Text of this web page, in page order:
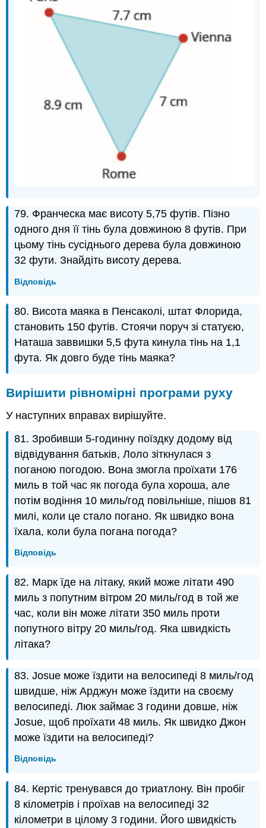
79. Франческа має висоту 5,75 футів. Пізно
одного дня її тінь була довжиною 8 футів. При
цьому тінь сусіднього дерева була довжиною
32 фути. Знайдіть висоту дерева.
Відповідь
80. Висота маяка в Пенсаколі, штат Флорида,
становить 150 футів. Стоячи поруч зі статуєю,
Наташа заввишки 5,5 фута кинула тінь на 1,1
фута. Як довго буде тінь маяка?
Вирішити рівномірні програми руху
У наступних вправах вирішуйте.
81. Зробивши 5-годинну поїздку додому від
відвідування батьків, Лоло зіткнулася з
поганою погодою. Вона змогла проїхати 176
миль в той час як погода була хороша, але
потім водіння 10 миль/год повільніше, пішов 81
милі, коли це стало погано. Як швидко вона
їхала, коли була погана погода?
Відповідь
82. Марк їде на літаку, який може літати 490
миль з попутним вітром 20 миль/год в той же
час, коли він може літати 350 миль проти
попутного вітру 20 миль/год. Яка швидкість
літака?
83. Josue може їздити на велосипеді 8 миль/год
швидше, ніж Арджун може їздити на своєму
велосипеді. Люк займає 3 години довше, ніж
Josue, щоб проїхати 48 миль. Як швидко Джон
може їздити на велосипеді?
Відповідь
84. Кертіс тренувався до триатлону. Він пробіг
8 кілометрів і проїхав на велосипеді 32
кілометри в цілому 3 години. Його швидкість